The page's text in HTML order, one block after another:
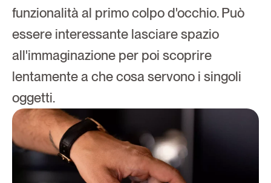
funzionalità al primo colpo d'occhio. Può
essere interessante lasciare spazio
all'immaginazione per poi scoprire
lentamente a che cosa servono i singoli
oggetti.